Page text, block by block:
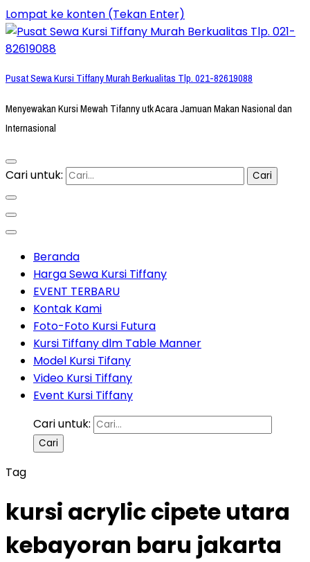
Lompat ke konten (Tekan Enter)
Pusat Sewa Kursi Tiffany Murah Berkualitas Tlp. 021-82619088
Menyewakan Kursi Mewah Tifanny utk Acara Jamuan Makan Nasional dan
Internasional
Cari untuk:
Beranda
Harga Sewa Kursi Tiffany
EVENT TERBARU
Kontak Kami
Foto-Foto Kursi Futura
Kursi Tiffany dlm Table Manner
Model Kursi Tifany
Video Kursi Tiffany
Event Kursi Tiffany
Cari untuk:
Tag
kursi acrylic cipete utara
kebayoran baru jakarta